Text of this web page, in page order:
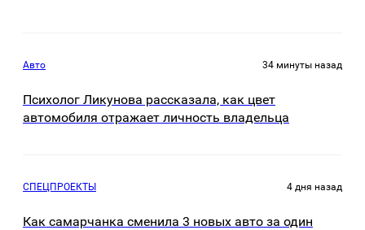
Авто 34 минуты назад
Психолог Ликунова рассказала, как цвет
автомобиля отражает личность владельца
СПЕЦПРОЕКТЫ 4 дня назад
Как самарчанка сменила 3 новых авто за один